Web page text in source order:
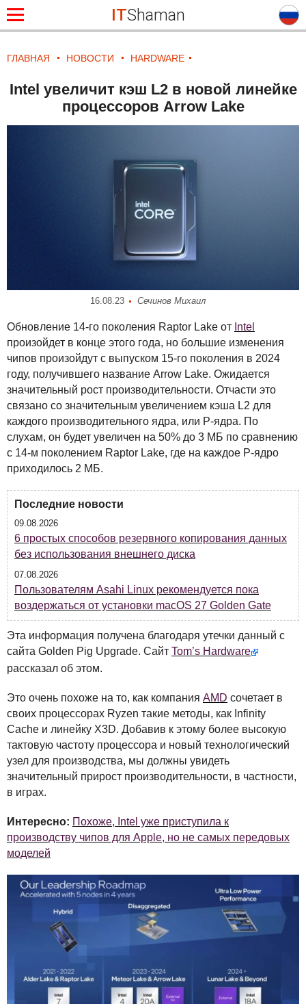
ITShaman
ГЛАВНАЯ НОВОСТИ HARDWARE
Intel увеличит кэш L2 в новой линейке
процессоров Arrow Lake
16.08.23 Сечинов Михаил
Обновление 14-го поколения Raptor Lake от Intel
произойдет в конце этого года, но большие изменения
чипов произойдут с выпуском 15-го поколения в 2024
году, получившего название Arrow Lake. Ожидается
значительный рост производительности. Отчасти это
связано со значительным увеличением кэша L2 для
каждого производительного ядра, или P-ядра. По
слухам, он будет увеличен на 50% до 3 МБ по сравнению
с 14-м поколением Raptor Lake, где на каждое P-ядро
приходилось 2 МБ.
Последние новости
09.08.2026
6 простых способов резервного копирования данных
без использования внешнего диска
07.08.2026
Пользователям Asahi Linux рекомендуется пока
воздержаться от установки macOS 27 Golden Gate
Эта информация получена благодаря утечки данный с
сайта Golden Pig Upgrade. Сайт Tom’s Hardware
рассказал об этом.
Это очень похоже на то, как компания AMD сочетает в
своих процессорах Ryzen такие методы, как Infinity
Cache и линейку X3D. Добавив к этому более высокую
тактовую частоту процессора и новый технологический
узел для производства, мы должны увидеть
значительный прирост производительности, в частности,
в играх.
Интересно: Похоже, Intel уже приступила к
производству чипов для Apple, но не самых передовых
моделей